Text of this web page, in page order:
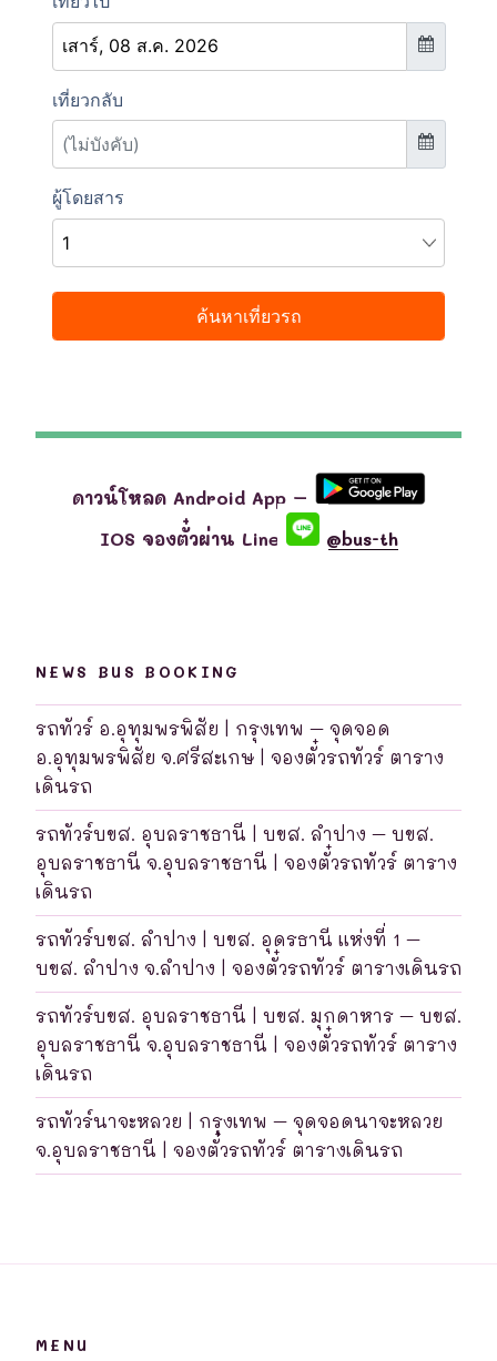
ดาวน์โหลด Android App –
IOS จองตั๋วผ่าน Line
@bus-th
NEWS BUS BOOKING
รถทัวร์ อ.อุทุมพรพิสัย | กรุงเทพ – จุดจอด
อ.อุทุมพรพิสัย จ.ศรีสะเกษ | จองตั๋วรถทัวร์ ตาราง
เดินรถ
รถทัวร์บขส. อุบลราชธานี | บขส. ลำปาง – บขส.
อุบลราชธานี จ.อุบลราชธานี | จองตั๋วรถทัวร์ ตาราง
เดินรถ
รถทัวร์บขส. ลำปาง | บขส. อุดรธานี แห่งที่ 1 –
บขส. ลำปาง จ.ลำปาง | จองตั๋วรถทัวร์ ตารางเดินรถ
รถทัวร์บขส. อุบลราชธานี | บขส. มุกดาหาร – บขส.
อุบลราชธานี จ.อุบลราชธานี | จองตั๋วรถทัวร์ ตาราง
เดินรถ
รถทัวร์นาจะหลวย | กรุงเทพ – จุดจอดนาจะหลวย
จ.อุบลราชธานี | จองตั๋วรถทัวร์ ตารางเดินรถ
MENU